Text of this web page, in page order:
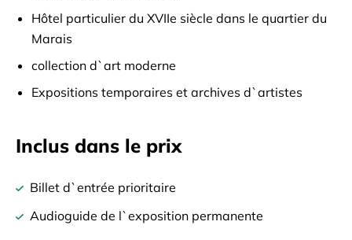
Hôtel particulier du XVIIe siècle dans le quartier du
Marais
collection d`art moderne
Expositions temporaires et archives d`artistes
Inclus dans le prix
Billet d`entrée prioritaire
Audioguide de l`exposition permanente